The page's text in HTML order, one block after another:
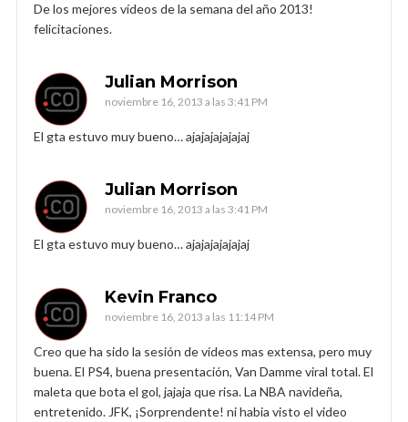
De los mejores vídeos de la semana del año 2013!
felicitaciones.
Julian Morrison
noviembre 16, 2013 a las 3:41 PM
El gta estuvo muy bueno… ajajajajajajaj
Julian Morrison
noviembre 16, 2013 a las 3:41 PM
El gta estuvo muy bueno… ajajajajajajaj
Kevin Franco
noviembre 16, 2013 a las 11:14 PM
Creo que ha sido la sesión de vídeos mas extensa, pero muy
buena. El PS4, buena presentación, Van Damme viral total. El
maleta que bota el gol, jajaja que risa. La NBA navideña,
entretenido. JFK, ¡Sorprendente! ni habia visto el video